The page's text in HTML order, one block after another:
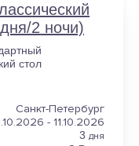
2 ночи)
стол
Санкт-Петербург
- 11.10.2026
3 дня